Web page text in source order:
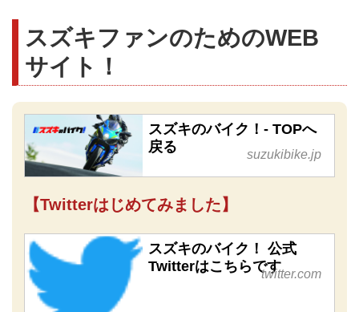
スズキファンのためのWEB
サイト！
スズキのバイク！- TOPへ
戻る
suzukibike.jp
【Twitterはじめてみました】
スズキのバイク！ 公式
Twitterはこちらですtwitter.com